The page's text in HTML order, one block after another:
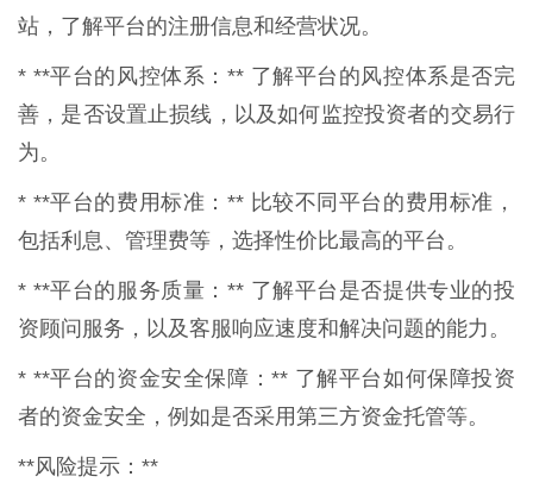
站，了解平台的注册信息和经营状况。
* **平台的风控体系：** 了解平台的风控体系是否完
善，是否设置止损线，以及如何监控投资者的交易行
为。
* **平台的费用标准：** 比较不同平台的费用标准，
包括利息、管理费等，选择性价比最高的平台。
* **平台的服务质量：** 了解平台是否提供专业的投
资顾问服务，以及客服响应速度和解决问题的能力。
* **平台的资金安全保障：** 了解平台如何保障投资
者的资金安全，例如是否采用第三方资金托管等。
**风险提示：**